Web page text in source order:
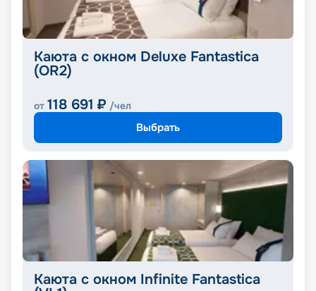
Каюта с окном Deluxe Fantastica
(OR2)
от 118 691 ₽ /чел
Выбрать
Каюта с окном Infinite Fantastica